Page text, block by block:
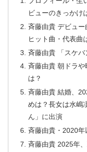
ビューのきっかけ
斉藤由貴 デビュ
ヒット曲・代表曲
斉藤由貴 「スケバ
斉藤由貴 朝ドラ
は？
斉藤由貴 結婚、
めは？長女は水嶋
ん」に出演
斉藤由貴・2020年
斉藤由貴 2025年